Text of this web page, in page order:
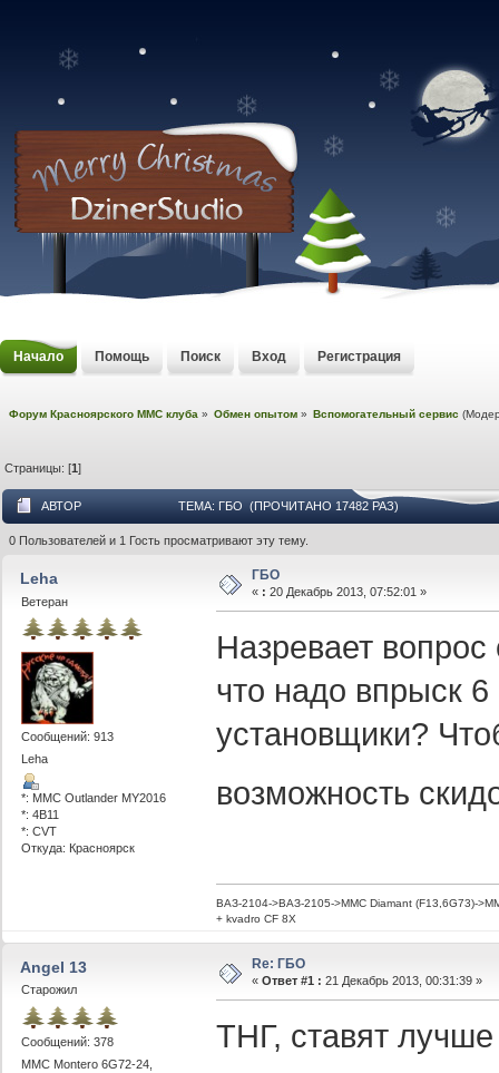
Начало Помощь Поиск Вход Регистрация
Форум Красноярского MMC клуба » Обмен опытом » Вспомогательный сервис
Страницы: [1]
АВТОР ТЕМА: ГБО (ПРОЧИТАНО 17482 РАЗ)
0 Пользователей и 1 Гость просматривают эту тему.
Leha
Ветеран
Сообщений: 913
Leha
*: MMC Outlander MY2016
*: 4B11
*: CVT
Откуда: Красноярск
ГБО
« : 20 Декабрь 2013, 07:52:01 »
Назревает
что надо впрыск
установщики?
возможность
ВАЗ-2104->ВАЗ-2105->MMC Diamant (F13,6G73)-
+ kvadro CF 8X
Angel 13
Старожил
Сообщений: 378
MMC Montero 6G72-24,
Re: ГБО
« Ответ #1 : 21 Декабрь 2013, 00:31:39 »
ТНГ, ставят